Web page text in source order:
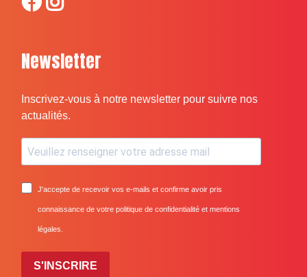
Newsletter
Inscrivez-vous à notre newsletter pour suivre nos
actualités.
J'accepte de recevoir vos e-mails et confirme avoir pris
connaissance de votre politique de confidentialité et mentions
légales.
S'INSCRIRE